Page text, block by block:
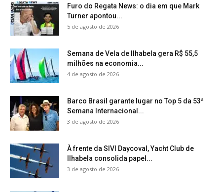
Furo do Regata News: o dia em que Mark
Turner apontou...
5 de agosto de 2026
Semana de Vela de Ilhabela gera R$ 55,5
milhões na economia...
4 de agosto de 2026
Barco Brasil garante lugar no Top 5 da 53ª
Semana Internacional...
3 de agosto de 2026
À frente da SIVI Daycoval, Yacht Club de
Ilhabela consolida papel...
3 de agosto de 2026